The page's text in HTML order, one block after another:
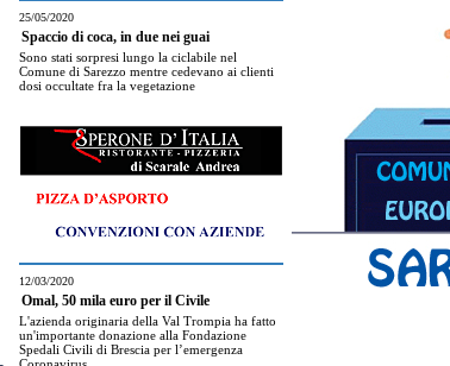
25/05/2020
Spaccio di coca, in due nei guai
Sono stati sorpresi lungo la ciclabile nel
Comune di Sarezzo mentre cedevano ai clienti
dosi occultate fra la vegetazione
12/03/2020
Omal, 50 mila euro per il Civile
L'azienda originaria della Val Trompia ha fatto
un'importante donazione alla Fondazione
Spedali Civili di Brescia per l’emergenza